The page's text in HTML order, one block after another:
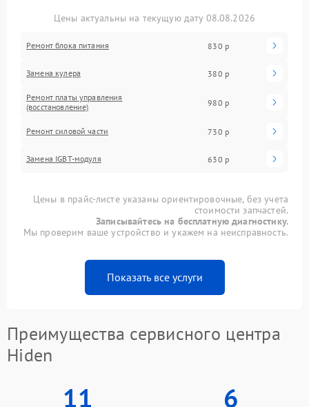
Цены актуальны на текущую дату 08.08.2026
Ремонт блока питания 830 р
Замена кулера 380 р
Ремонт платы управления
(восстановление)
980 р
Ремонт силовой части 730 р
Замена IGBT-модуля 630 р
Цены в прайс-листе указаны ориентировочные, без учета
стоимости запчастей.
Записывайтесь на бесплатную диагностику.
Мы проверим ваше устройство и укажем на неисправность.
Показать все услуги
Преимущества сервисного центра
Hiden
11 6